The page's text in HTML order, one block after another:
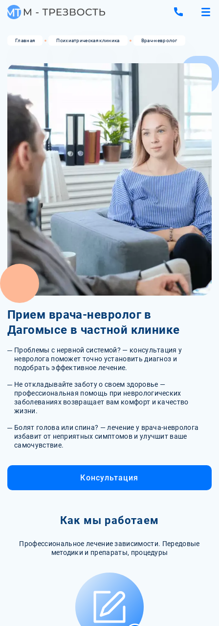
Главная Психиатрическая клиника Врач-невролог
Прием врача-невролог в
Дагомысе в частной клинике
Проблемы с нервной системой? — консультация у
невролога поможет точно установить диагноз и
подобрать эффективное лечение.
Не откладывайте заботу о своем здоровье —
профессиональная помощь при неврологических
заболеваниях возвращает вам комфорт и качество
жизни.
Болят голова или спина? — лечение у врача-невролога
избавит от неприятных симптомов и улучшит ваше
самочувствие.
Консультация
Как мы работаем
Профессиональное лечение зависимости. Передовые
методики и препараты, процедуры